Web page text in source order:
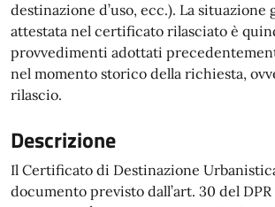
destinazione d’uso, ecc.). La
attestata nel certificato rilasciato è
provvedimenti adottati
nel momento storico della richiesta,
rilascio.
Descrizione
Il Certificato di Destinazione
documento previsto dall’art. 30 del